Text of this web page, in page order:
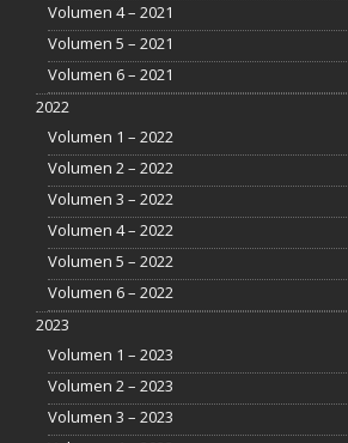
Volumen 4 – 2021
Volumen 5 – 2021
Volumen 6 – 2021
2022
Volumen 1 – 2022
Volumen 2 – 2022
Volumen 3 – 2022
Volumen 4 – 2022
Volumen 5 – 2022
Volumen 6 – 2022
2023
Volumen 1 – 2023
Volumen 2 – 2023
Volumen 3 – 2023